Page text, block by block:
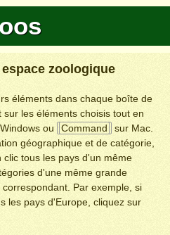
zoologique
éléments dans chaque boîte de
les éléments choisis tout en
ou Command
sur Mac.
géographique et de catégorie,
tous les pays d'un même
d'une même grande
Par exemple, si
les pays d'Europe, cliquez sur